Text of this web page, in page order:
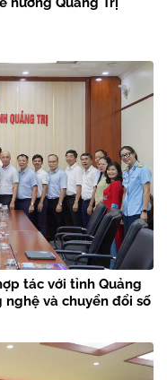
tác với tỉnh Quảng
và chuyển đổi số